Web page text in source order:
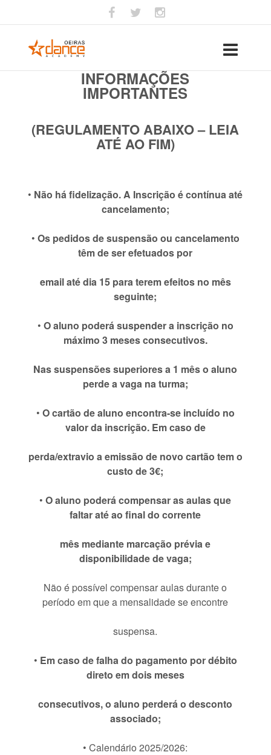
INFORMAÇÕES
IMPORTANTES
(REGULAMENTO ABAIXO – LEIA
ATÉ AO FIM)
• Não há fidelização. A Inscrição é contínua até
cancelamento;
• Os pedidos de suspensão ou cancelamento
têm de ser efetuados por
email até dia 15 para terem efeitos no mês
seguinte;
• O aluno poderá suspender a inscrição no
máximo 3 meses consecutivos.
Nas suspensões superiores a 1 mês o aluno
perde a vaga na turma;
• O cartão de aluno encontra-se incluído no
valor da inscrição. Em caso de
perda/extravio a emissão de novo cartão tem o
custo de 3€;
• O aluno poderá compensar as aulas que
faltar até ao final do corrente
mês mediante marcação prévia e
disponibilidade de vaga;
Não é possível compensar aulas durante o
período em que a mensalidade se encontre
suspensa.
• Em caso de falha do pagamento por débito
direto em dois meses
consecutivos, o aluno perderá o desconto
associado;
• Calendário 2025/2026: